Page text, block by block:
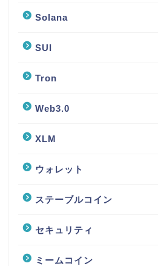
Solana
SUI
Tron
Web3.0
XLM
ウォレット
ステーブルコイン
セキュリティ
ミームコイン